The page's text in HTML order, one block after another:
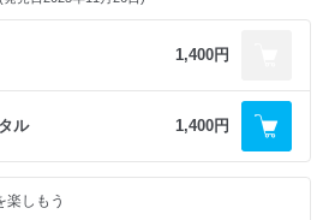
1980 DRM ゾルダー ウエストファーレンカ
1/24：SOF
タミヤ1/35：馬関のとら。
1/35：井上裕太
ビーボス1/350：大谷 貢
十八
ト タミヤ1/72：安藤隼也
ず! 1/48から1/72への“再構築”
を旅する1/32メイキング
クナイツ” タミヤ1/32：眞田李風
を再現
ト タミヤ1/48：金澤尚憲
ルシャ猫”
ット ファインモールド1/72 ：木村誠二
キットの個性に迫る
にアップグレード
1,400円
ル 1,400円
しもう